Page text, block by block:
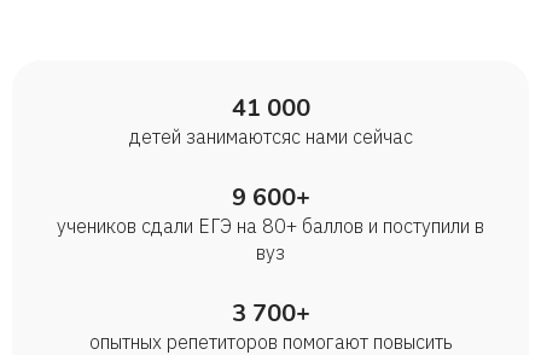
41 000
детей занимаются с нами сейчас
9 600+
учеников сдали ЕГЭ на 80+ баллов и поступили в
вуз
3 700+
опытных репетиторов помогают повысить